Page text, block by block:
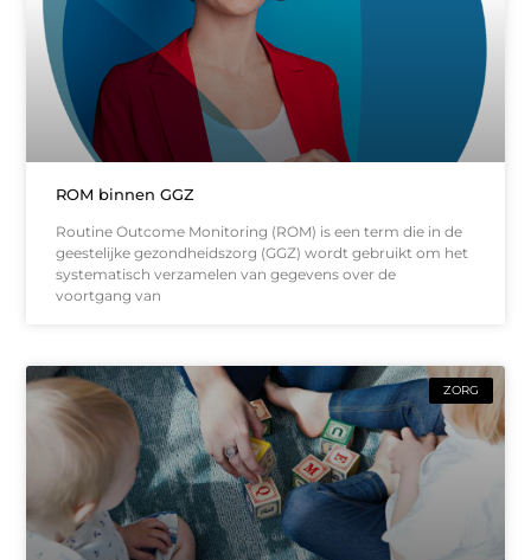
ROM binnen GGZ
Routine Outcome Monitoring (ROM) is een term die in de
geestelijke gezondheidszorg (GGZ) wordt gebruikt om het
systematisch verzamelen van gegevens over de
voortgang van
ZORG